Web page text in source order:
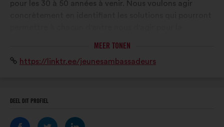
pour les 30 à 50 années à venir. Nous voulons agir
Wehrling, qui nous permet d'apprendre à agir et peser
MEER TONEN
Website:
https://linktr.ee/jeunesambassadeurs
DEEL DIT PROFIEL